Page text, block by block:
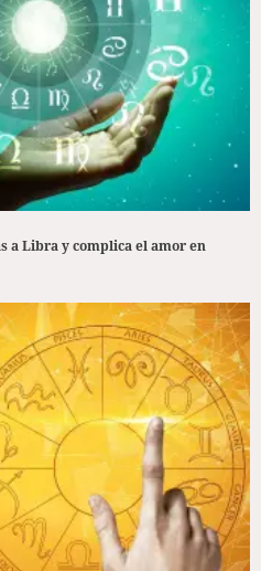
a Libra y complica el amor en